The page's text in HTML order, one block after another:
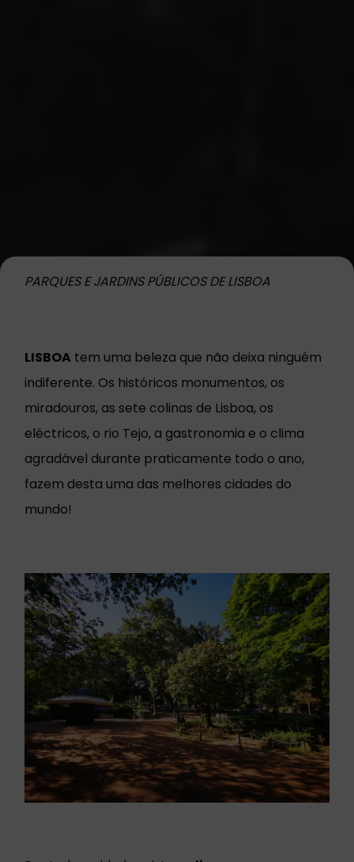
PARQUES E JARDINS PÚBLICOS DE LISBOA
LISBOA tem uma beleza que não deixa ninguém
indiferente. Os históricos monumentos, os
miradouros, as sete colinas de Lisboa, os
eléctricos, o rio Tejo, a gastronomia e o clima
agradável durante praticamente todo o ano,
fazem desta uma das melhores cidades do
mundo!